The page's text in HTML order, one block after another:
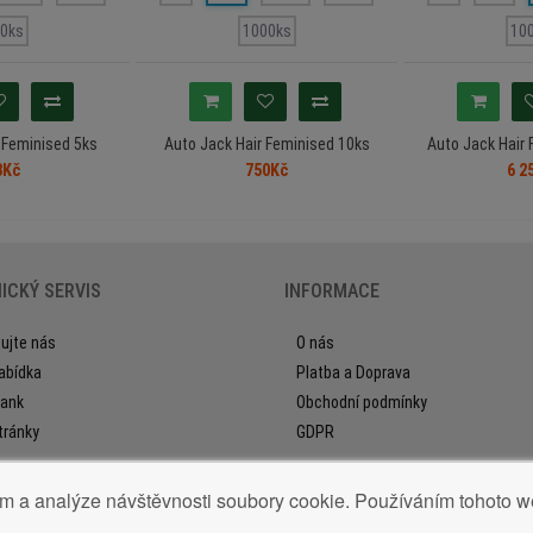
5ks
1000ks
Auto Jack Hair Feminised 10ks
750Kč
Auto Jack Hair
6
SERVIS
nás
INFORMACE
O nás
Platba a Doprava
Obchodní podmínky
GDPR
a analýze návštěvnosti soubory cookie. Používáním tohoto